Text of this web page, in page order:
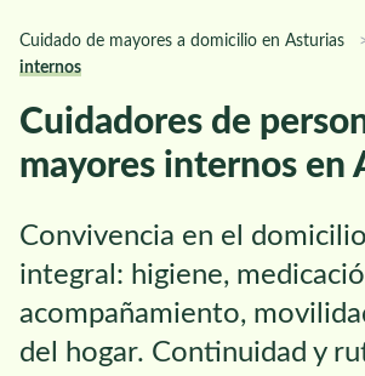
Cuidado de mayores a domicilio en Asturias
internos
Cuidadores de
mayores internos en
Convivencia en el
integral: higiene,
acompañamiento,
del hogar. Continuidad y